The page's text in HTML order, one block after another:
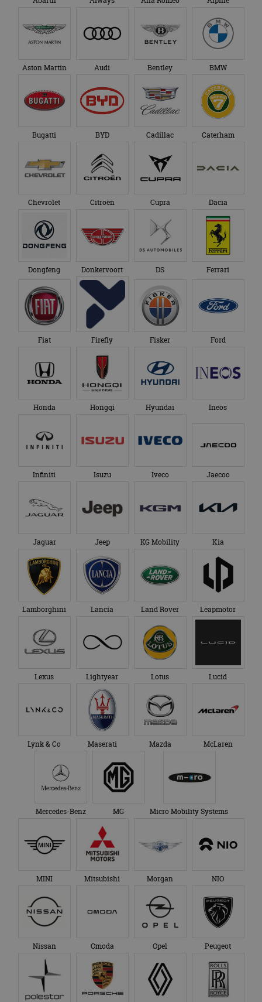
Aston Martin Audi Bentley BMW
Bugatti BYD Cadillac Caterham
Chevrolet Citroën Cupra Dacia
Dongfeng Donkervoort DS Ferrari
Fiat Firefly Fisker Ford
Honda Hongqi Hyundai Ineos
Infiniti Isuzu Iveco Jaecoo
Jaguar Jeep KG Mobility Kia
Lamborghini Lancia Land Rover Leapmotor
Lexus Lightyear Lotus Lucid
Lynk & Co Maserati Mazda McLaren
Mercedes-Benz MG Micro Mobility Systems
MINI Mitsubishi Morgan NIO
Nissan Omoda Opel Peugeot